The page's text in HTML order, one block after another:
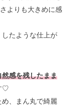
よりも大きめに感
たような仕上が
感を残したまま
♡
、まん丸で綺麗